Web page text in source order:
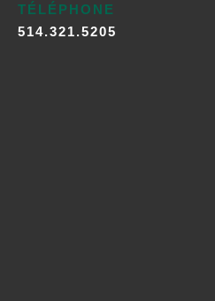
TÉLÉPHONE
514.321.5205